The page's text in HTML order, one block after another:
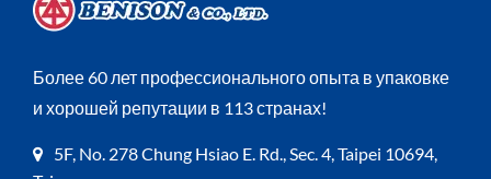
Более 60 лет профессионального опыта в упаковке
и хорошей репутации в 113 странах!
5F, No. 278 Chung Hsiao E. Rd., Sec. 4, Taipei 10694,